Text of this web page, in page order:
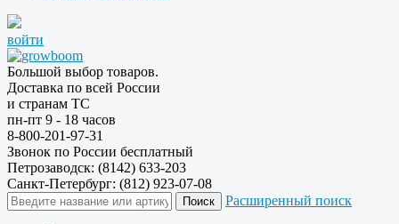
войти
Большой выбор товаров.
Доставка по всей России
и странам ТС
пн-пт 9 - 18 часов
8-800-201-97-31
Звонок по России бесплатный
Петрозаводск: (8142) 633-203
Санкт-Петербург: (812) 923-07-08
Расширенный поиск